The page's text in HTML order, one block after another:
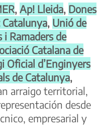
, Ap! Lleida, Dones
, Unió de
i Ramaders de
Catalana de
Oficial d’Enginyers
de Catalunya,
arraigo territorial,
desde
empresarial y